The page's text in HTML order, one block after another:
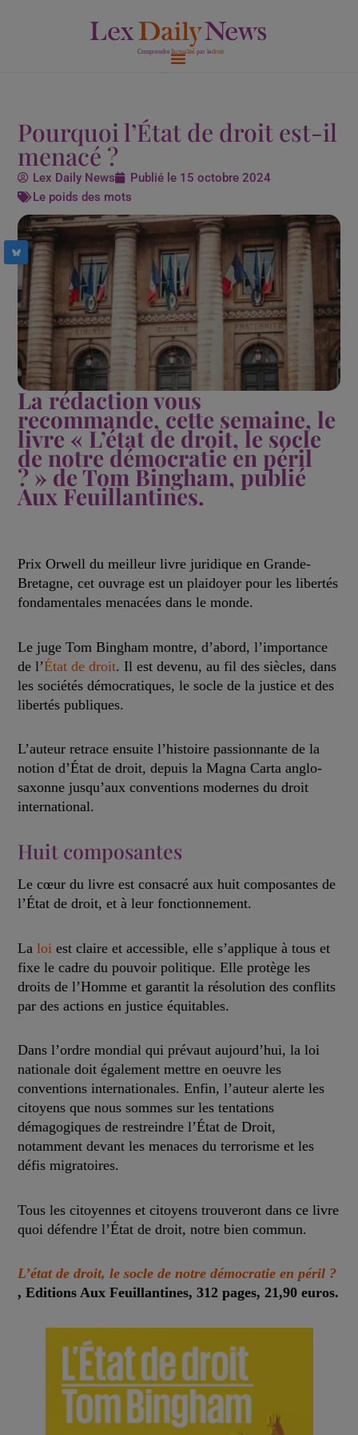
Pourquoi l’État de droit est-il
menacé ?
Lex Daily News Publié le 15 octobre 2024
Le poids des mots
La rédaction vous
recommande, cette semaine, le
livre « L’état de droit, le socle
de notre démocratie en péril
? » de Tom Bingham, publié
Aux Feuillantines.
Prix Orwell du meilleur livre juridique en Grande-
Bretagne, cet ouvrage est un plaidoyer pour les libertés
fondamentales menacées dans le monde.
Le juge Tom Bingham montre, d’abord, l’importance
de l’État de droit. Il est devenu, au fil des siècles, dans
les sociétés démocratiques, le socle de la justice et des
libertés publiques.
L’auteur retrace ensuite l’histoire passionnante de la
notion d’État de droit, depuis la Magna Carta anglo-
saxonne jusqu’aux conventions modernes du droit
international.
Huit composantes
Le cœur du livre est consacré aux huit composantes de
l’État de droit, et à leur fonctionnement.
Laloi est claire et accessible, elle s’applique à tous et
fixe le cadre du pouvoir politique. Elle protège les
droits de l’Homme et garantit la résolution des conflits
par des actions en justice équitables.
Dans l’ordre mondial qui prévaut aujourd’hui, la loi
nationale doit également mettre en oeuvre les
conventions internationales. Enfin, l’auteur alerte les
citoyens que nous sommes sur les tentations
démagogiques de restreindre l’État de Droit,
notamment devant les menaces du terrorisme et les
défis migratoires.
Tous les citoyennes et citoyens trouveront dans ce livre
quoi défendre l’État de droit, notre bien commun.
L’état de droit, le socle de notre démocratie en péril ?
, Editions Aux Feuillantines, 312 pages, 21,90 euros.